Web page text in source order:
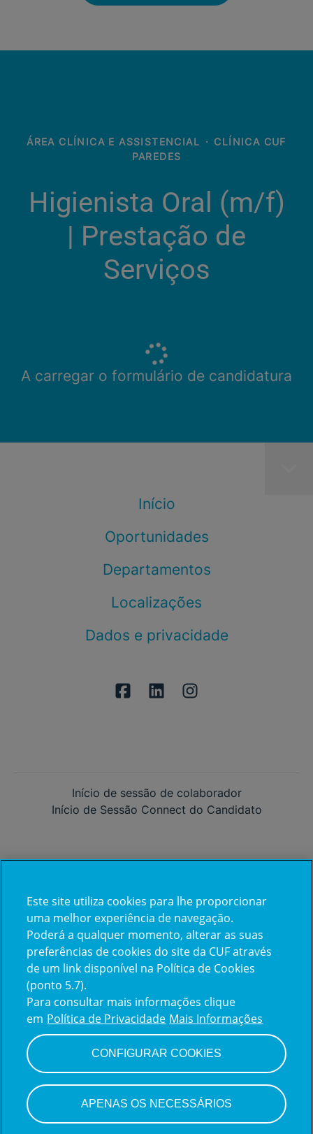
ÁREA CLÍNICA E ASSISTENCIAL · CLÍNICA CUF
PAREDES
Higienista Oral (m/f)
| Prestação de
Serviços
A carregar o formulário de candidatura
Início
Oportunidades
Departamentos
Localizações
Dados e privacidade
Início de sessão de colaborador
Início de Sessão Connect do Candidato
Já trabalha na CUF?
Vamos encontrar juntos o seu
próximo colega de equipe.
Iniciar sessão
Este site utiliza cookies para lhe proporcionar
uma melhor experiência de navegação.
Poderá a qualquer momento, alterar as suas
preferências de cookies do site da CUF através
de um link disponível na Política de Cookies
(ponto 5.7).
Para consultar mais informações clique
em Política de Privacidade Mais Informações
CONFIGURAR COOKIES
APENAS OS NECESSÁRIOS